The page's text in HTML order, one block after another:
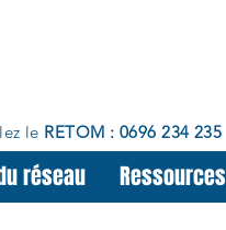
le RETOM : 0696 234 235
réseau Ressources